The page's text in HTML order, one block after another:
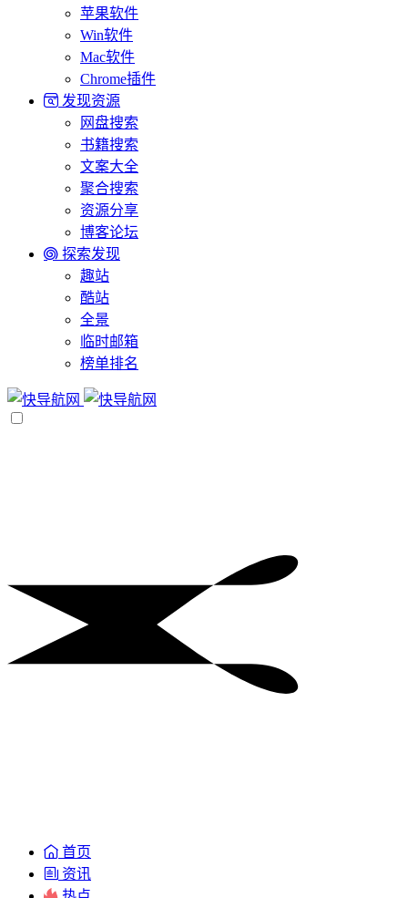
苹果软件
Win软件
Mac软件
Chrome插件
发现资源
网盘搜索
书籍搜索
文案大全
聚合搜索
资源分享
博客论坛
探索发现
趣站
酷站
全景
临时邮箱
榜单排名
首页
资讯